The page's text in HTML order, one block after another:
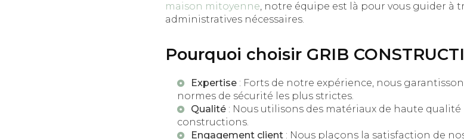
maison mitoyenne, notre équipe est là pour vous guider à
administratives nécessaires.
Pourquoi choisir GRIB
Expertise : Forts de notre expérience, nous
normes de sécurité les plus strictes.
Qualité : Nous utilisons des matériaux de haute
constructions.
Engagement client : Nous plaçons la satisfaction de